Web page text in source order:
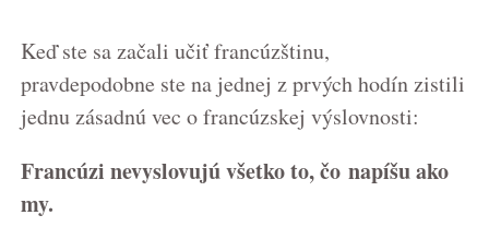
Kurzy
Zadarmo 🎁
O mne
Kontakt
Keď ste sa začali učiť francúzštinu,
pravdepodobne ste na jednej z prvých hodín zistili
jednu zásadnú vec o francúzskej výslovnosti:
Francúzi nevyslovujú všetko to, čo napíšu ako
my.